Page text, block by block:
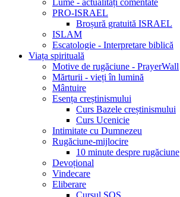
Lume - actualități comentate
PRO-ISRAEL
Broșură gratuită ISRAEL
ISLAM
Escatologie - Interpretare biblică
Viața spirituală
Motive de rugăciune - PrayerWall
Mărturii - vieți în lumină
Mântuire
Esența creștinismului
Curs Bazele creștinismului
Curs Ucenicie
Intimitate cu Dumnezeu
Rugăciune-mijlocire
10 minute despre rugăciune
Devoțional
Vindecare
Eliberare
Cursul SOS